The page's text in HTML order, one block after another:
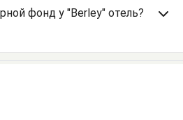
фонд у "Berley" отель?